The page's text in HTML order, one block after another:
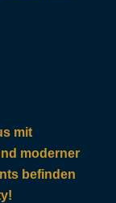
mit
moderner
befinden